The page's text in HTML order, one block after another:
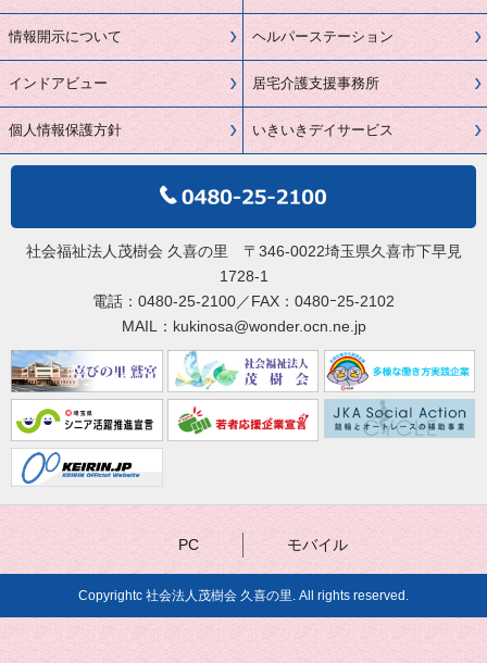
情報開示について
インドアビュー
個人情報保護方針
ヘルパーステーション
居宅介護支援事務所
いきいきデイサービス
社会福祉法人茂樹会 久喜の里 〒346-0022埼玉県久喜市下早見
1728-1
電話：0480-25-2100／FAX：0480ｰ25-2102
MAIL：kukinosa@wonder.ocn.ne.jp
PC モバイル
Copyrightc 社会法人茂樹会 久喜の里. All rights reserved.